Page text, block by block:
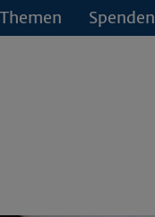
Themen Spenden